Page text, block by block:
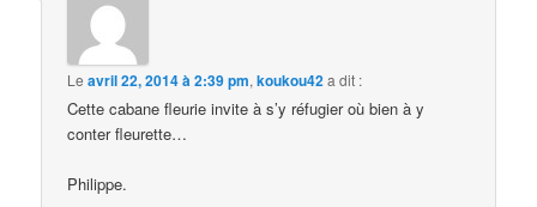
Leavril 22, 2014 à 2:39 pm,koukou42a dit :
Cette cabane fleurie invite à s’y réfugier où bien à y
conter fleurette…
Philippe.